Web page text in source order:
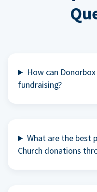
How can
fundraising?
What are the best
Church donations